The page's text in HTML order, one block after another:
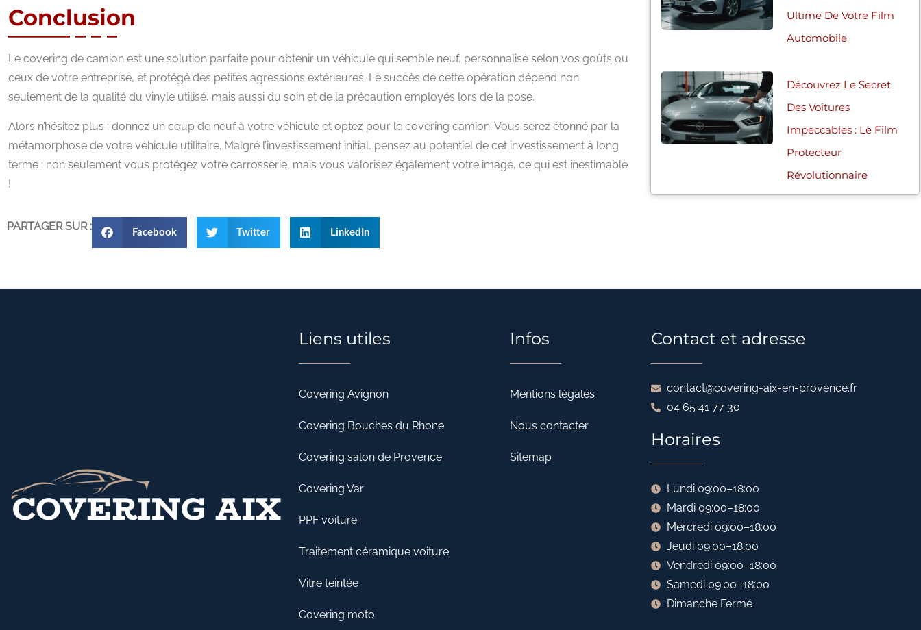
Conclusion
Le covering de camion est une solution parfaite pour obtenir un véhicule qui semble neuf, personnalisé selon vos goûts ou
ceux de votre entreprise, et protégé des petites agressions extérieures. Le succès de cette opération dépend non
seulement de la qualité du vinyle utilisé, mais aussi du soin et de la précaution employés lors de la pose.
Alors n’hésitez plus : donnez un coup de neuf à votre véhicule et optez pour le covering camion. Vous serez étonné par la
métamorphose de votre véhicule utilitaire. Malgré l’investissement initial, pensez au potentiel de cet investissement à long
terme : non seulement vous protégez votre carrosserie, mais vous valorisez également votre image, ce qui est inestimable
!
Ultime De Votre Film
Automobile
Découvrez Le Secret
Des Voitures
Impeccables : Le Film
Protecteur
Révolutionnaire
PARTAGER SUR : Facebook Twitter LinkedIn
Liens utiles
Covering Avignon
Covering Bouches du Rhone
Covering salon de Provence
Covering Var
PPF voiture
Traitement céramique voiture
Vitre teintée
Covering moto
Infos
Mentions légales
Nous contacter
Sitemap
Contact et adresse
contact@covering-aix-en-provence.fr
04 65 41 77 30
Horaires
Lundi 09:00–18:00
Mardi 09:00–18:00
Mercredi 09:00–18:00
Jeudi 09:00–18:00
Vendredi 09:00–18:00
Samedi 09:00–18:00
Dimanche Fermé